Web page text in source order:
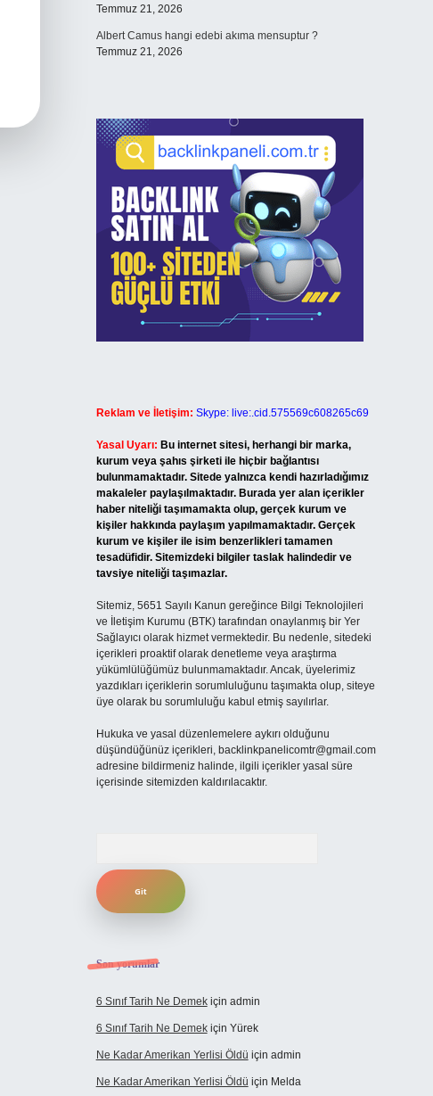
Temmuz 21, 2026
Albert Camus hangi edebi akıma mensuptur ?
Temmuz 21, 2026
Reklam ve İletişim: Skype: live:.cid.575569c608265c69
Yasal Uyarı: Bu internet sitesi, herhangi bir marka,
kurum veya şahıs şirketi ile hiçbir bağlantısı
bulunmamaktadır. Sitede yalnızca kendi hazırladığımız
makaleler paylaşılmaktadır. Burada yer alan içerikler
haber niteliği taşımamakta olup, gerçek kurum ve
kişiler hakkında paylaşım yapılmamaktadır. Gerçek
kurum ve kişiler ile isim benzerlikleri tamamen
tesadüfidir. Sitemizdeki bilgiler taslak halindedir ve
tavsiye niteliği taşımazlar.
Sitemiz, 5651 Sayılı Kanun gereğince Bilgi Teknolojileri
ve İletişim Kurumu (BTK) tarafından onaylanmış bir Yer
Sağlayıcı olarak hizmet vermektedir. Bu nedenle, sitedeki
içerikleri proaktif olarak denetleme veya araştırma
yükümlülüğümüz bulunmamaktadır. Ancak, üyelerimiz
yazdıkları içeriklerin sorumluluğunu taşımakta olup, siteye
üye olarak bu sorumluluğu kabul etmiş sayılırlar.
Hukuka ve yasal düzenlemelere aykırı olduğunu
düşündüğünüz içerikleri, backlinkpanelicomtr@gmail.com
adresine bildirmeniz halinde, ilgili içerikler yasal süre
içerisinde sitemizden kaldırılacaktır.
Son yorumlar
6 Sınıf Tarih Ne Demekiçin admin
6 Sınıf Tarih Ne Demekiçin Yürek
Ne Kadar Amerikan Yerlisi Öldü için admin
Ne Kadar Amerikan Yerlisi Öldü için Melda